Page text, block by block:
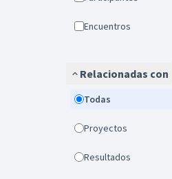
Encuentros
Relacionadas con
Todas
Proyectos
Resultados